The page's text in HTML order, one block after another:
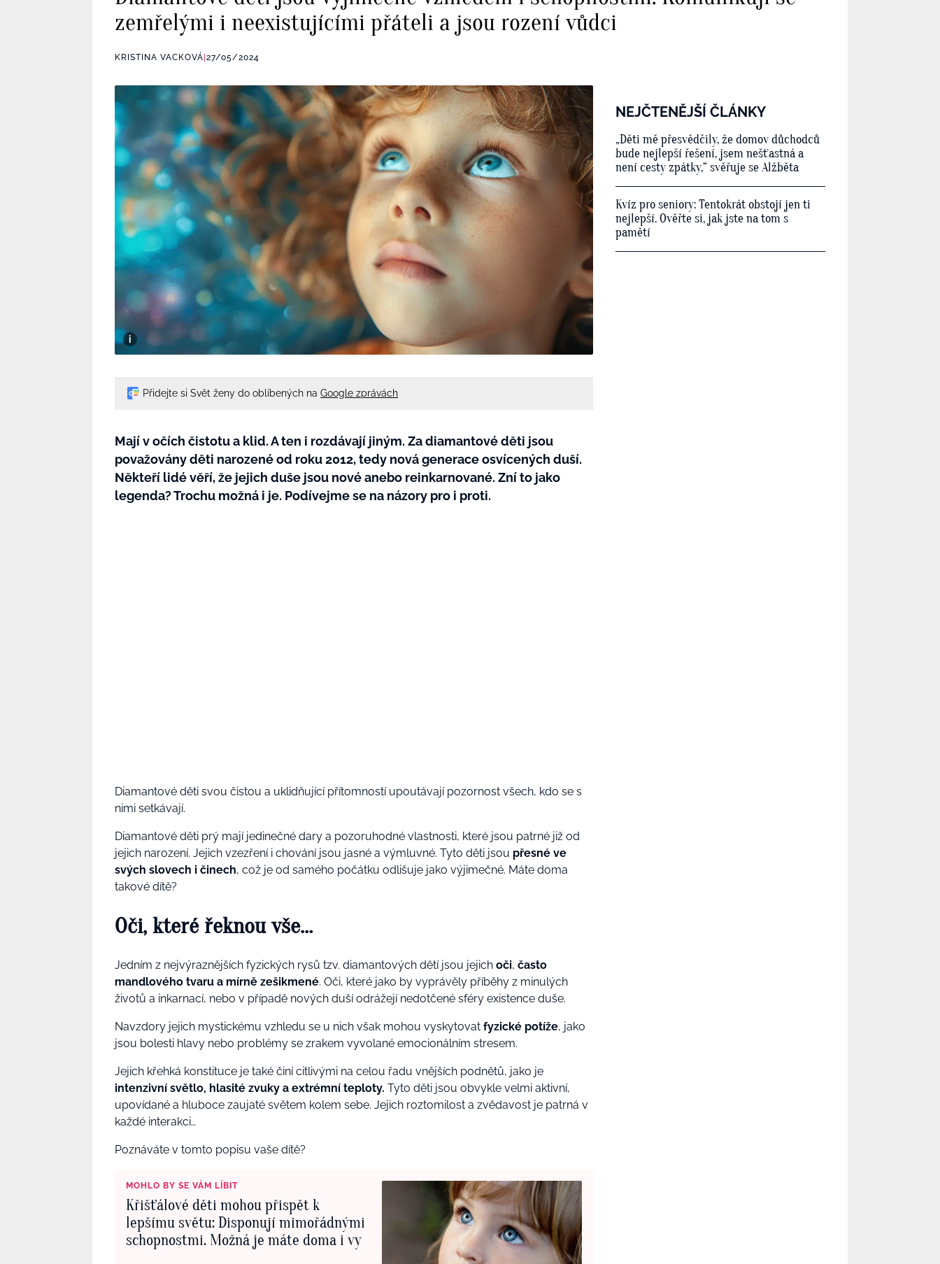
zemřelými i neexistujícími přáteli a jsou rození vůdci
KRISTINA VACKOVÁ 27/05/2024
Přidejte si Svět ženy do oblíbených na Google zprávách
Mají v očích čistotu a klid. A ten i rozdávají jiným. Za diamantové děti jsou
považovány děti narozené od roku 2012, tedy nová generace osvícených duší.
Někteří lidé věří, že jejich duše jsou nové anebo reinkarnované. Zní to jako
legenda? Trochu možná i je. Podívejme se na názory pro i proti.
Diamantové děti svou čistou a uklidňující přítomností upoutávají pozornost všech, kdo se s
nimi setkávají.
Diamantové děti prý mají jedinečné dary a pozoruhodné vlastnosti, které jsou patrné již od
jejich narození. Jejich vzezření i chování jsou jasné a výmluvné. Tyto děti jsou přesné ve
svých slovech i činech, což je od samého počátku odlišuje jako výjimečné. Máte doma
takové dítě?
Oči, které řeknou vše…
Jedním z nejvýraznějších fyzických rysů tzv. diamantových dětí jsou jejich oči, často
mandlového tvaru a mírně zešikmené. Oči, které jako by vyprávěly příběhy z minulých
životů a inkarnací, nebo v případě nových duší odrážejí nedotčené sféry existence duše.
Navzdory jejich mystickému vzhledu se u nich však mohou vyskytovat fyzické potíže, jako
jsou bolesti hlavy nebo problémy se zrakem vyvolané emocionálním stresem.
Jejich křehká konstituce je také činí citlivými na celou řadu vnějších podnětů, jako je
intenzivní světlo, hlasité zvuky a extrémní teploty. Tyto děti jsou obvykle velmi aktivní,
upovídané a hluboce zaujaté světem kolem sebe. Jejich roztomilost a zvědavost je patrná v
každé interakci…
Poznáváte v tomto popisu vaše dítě?
MOHLO BY SE VÁM LÍBIT
Křišťálové děti mohou přispět k
lepšímu světu: Disponují mimořádnými
schopnostmi. Možná je máte doma i vy
NEJČTENĚJŠÍ ČLÁNKY
„Děti mě přesvědčily, že domov důchodců
bude nejlepší řešení, jsem nešťastná a
není cesty zpátky,“ svěřuje se Alžběta
Kvíz pro seniory: Tentokrát obstojí jen ti
nejlepší. Ověřte si, jak jste na tom s
pamětí